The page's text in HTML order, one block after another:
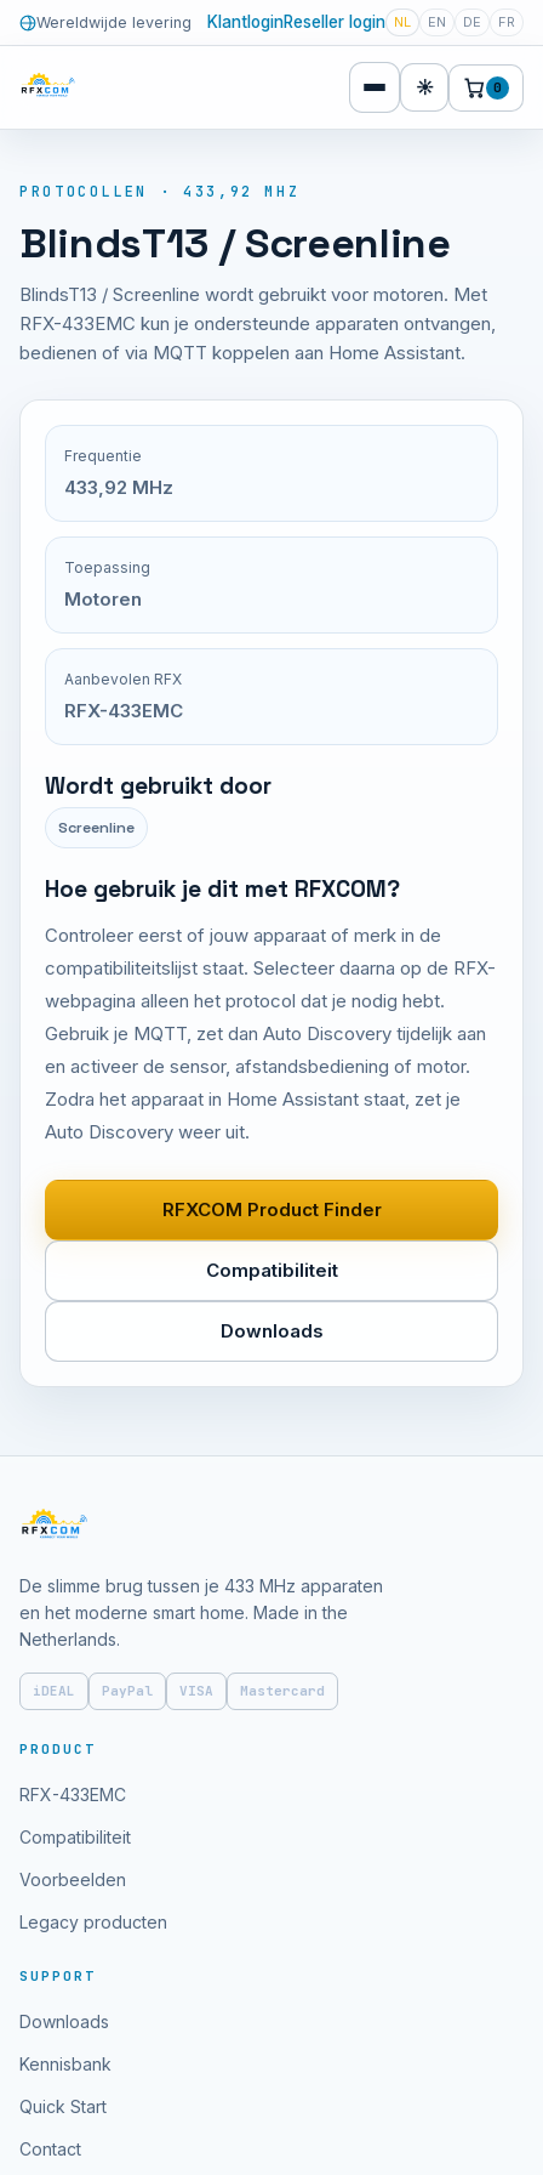
Wereldwijde levering KlantloginReseller login NL EN DE FR
☀ 0
PROTOCOLLEN · 433,92 MHZ
BlindsT13 / Screenline
BlindsT13 / Screenline wordt gebruikt voor motoren. Met
RFX-433EMC kun je ondersteunde apparaten ontvangen,
bedienen of via MQTT koppelen aan Home Assistant.
Frequentie
433,92 MHz
Toepassing
Motoren
Aanbevolen RFX
RFX-433EMC
Wordt gebruikt door
Screenline
Hoe gebruik je dit met RFXCOM?
Controleer eerst of jouw apparaat of merk in de
compatibiliteitslijst staat. Selecteer daarna op de RFX-
webpagina alleen het protocol dat je nodig hebt.
Gebruik je MQTT, zet dan Auto Discovery tijdelijk aan
en activeer de sensor, afstandsbediening of motor.
Zodra het apparaat in Home Assistant staat, zet je
Auto Discovery weer uit.
RFXCOM Product Finder
Compatibiliteit
Downloads
De slimme brug tussen je 433 MHz apparaten
en het moderne smart home. Made in the
Netherlands.
iDEAL PayPal VISA Mastercard
PRODUCT
RFX-433EMC
Compatibiliteit
Voorbeelden
Legacy producten
SUPPORT
Downloads
Kennisbank
Quick Start
Contact